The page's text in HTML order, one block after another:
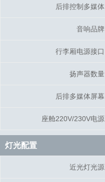
后排控制多媒体
音响品牌
行李厢电源接口
扬声器数量
后排多媒体屏幕
座舱220V/230V电源
灯光配置
近光灯光源
后排控制多媒体
音响品牌
行李厢电源接口
扬声器数量
后排多媒体屏幕
座舱220V/230V电源
灯光配置
近光灯光源